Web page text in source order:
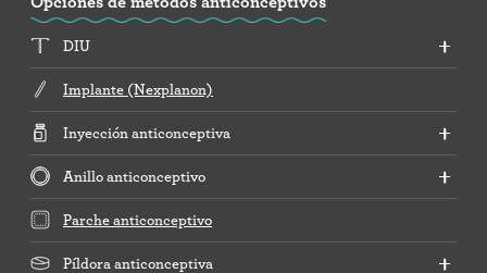
DIU
Implante (Nexplanon)
Inyección anticonceptiva
Anillo anticonceptivo
Parche anticonceptivo
Píldora anticonceptiva